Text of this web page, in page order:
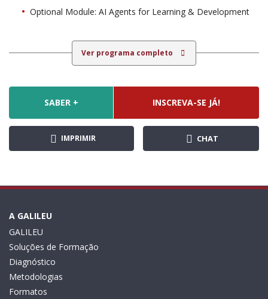
Optional Module: AI Agents for Learning & Development
Ver programa completo
SABER + INSCREVA-SE JÁ!
IMPRIMIR CHAT
A GALILEU
GALILEU
Soluções de Formação
Diagnóstico
Metodologias
Formatos